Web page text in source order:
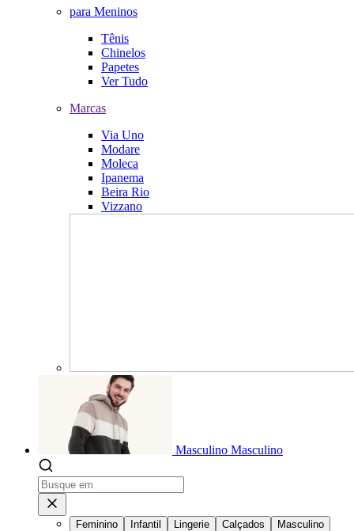
para Meninos
Tênis
Chinelos
Papetes
Ver Tudo
Marcas
Via Uno
Modare
Moleca
Ipanema
Beira Rio
Vizzano
Masculino Masculino
Feminino Infantil Lingerie Calçados
Masculino